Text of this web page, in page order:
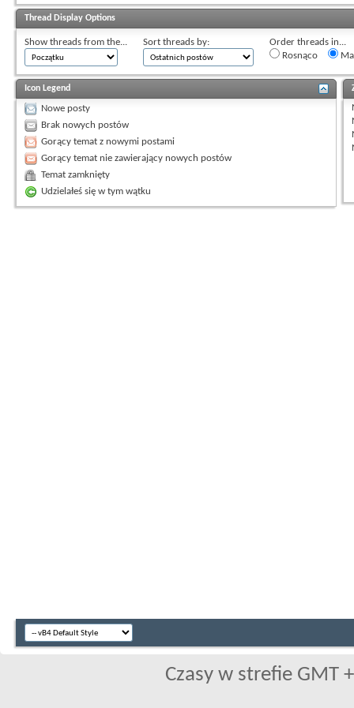
Thread Display Options
Show threads from the... Sort threads by:
Order threads in...
Rosnąco
Icon Legend
Nowe posty
Brak nowych postów
Gorący temat z nowymi postami
Gorący temat nie zawierający nowych postów
Temat zamknięty
Udzielałeś się w tym wątku
Czasy w strefie GMT